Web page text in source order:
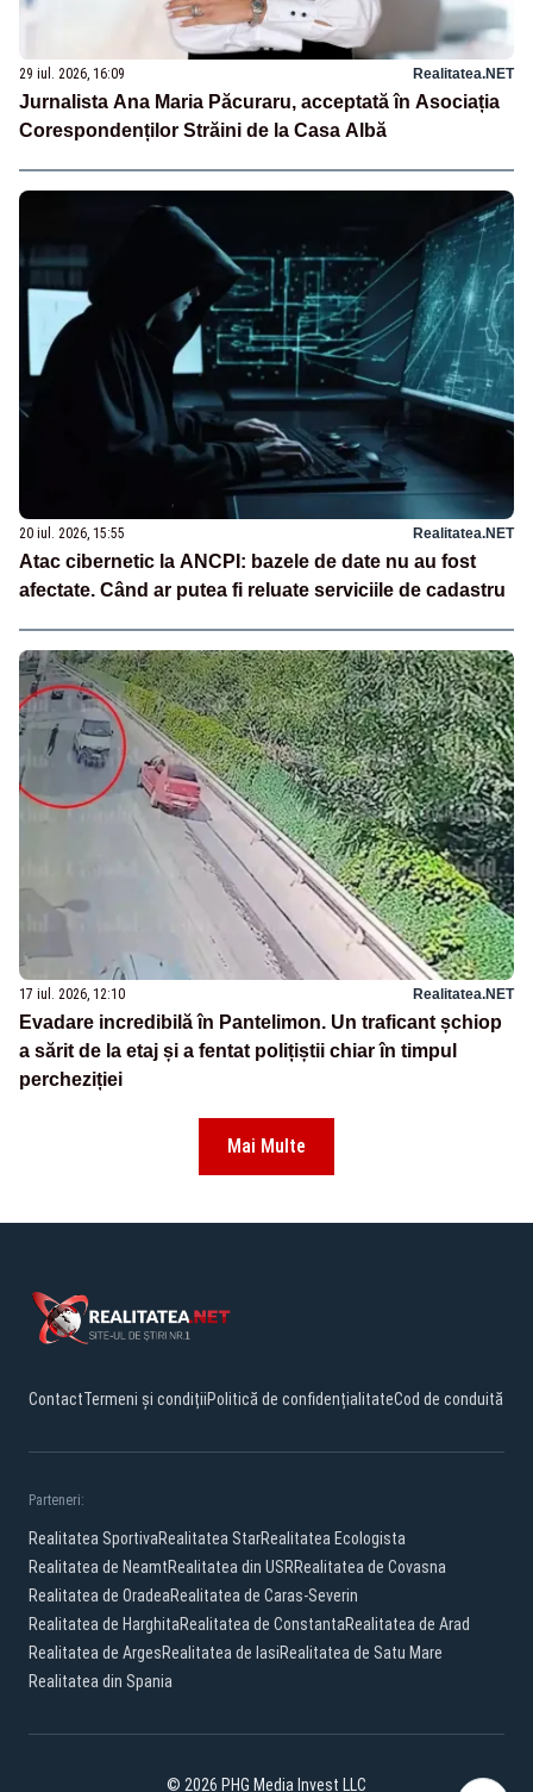
29 iul. 2026, 16:09 Realitatea.NET
Jurnalista Ana Maria Păcuraru, acceptată în Asociația
Corespondenților Străini de la Casa Albă
20 iul. 2026, 15:55 Realitatea.NET
Atac cibernetic la ANCPI: bazele de date nu au fost
afectate. Când ar putea fi reluate serviciile de cadastru
17 iul. 2026, 12:10 Realitatea.NET
Evadare incredibilă în Pantelimon. Un traficant șchiop
a sărit de la etaj și a fentat polițiștii chiar în timpul
percheziției
Mai Multe
ContactTermeni și condițiiPolitică de confidențialitateCod de conduită
Parteneri:
Realitatea SportivaRealitatea StarRealitatea Ecologista
Realitatea de NeamtRealitatea din USRRealitatea de Covasna
Realitatea de OradeaRealitatea de Caras-Severin
Realitatea de HarghitaRealitatea de ConstantaRealitatea de Arad
Realitatea de ArgesRealitatea de IasiRealitatea de Satu Mare
Realitatea din Spania
© 2026 PHG Media Invest LLC